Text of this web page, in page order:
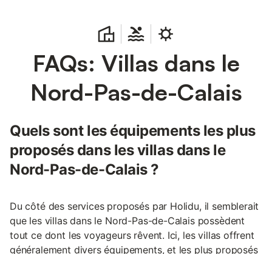
FAQs: Villas dans le
Nord-Pas-de-Calais
Quels sont les équipements les plus
proposés dans les villas dans le
Nord-Pas-de-Calais ?
Du côté des services proposés par Holidu, il semblerait
que les villas dans le Nord-Pas-de-Calais possèdent
tout ce dont les voyageurs rêvent. Ici, les villas offrent
généralement divers équipements, et les plus proposés